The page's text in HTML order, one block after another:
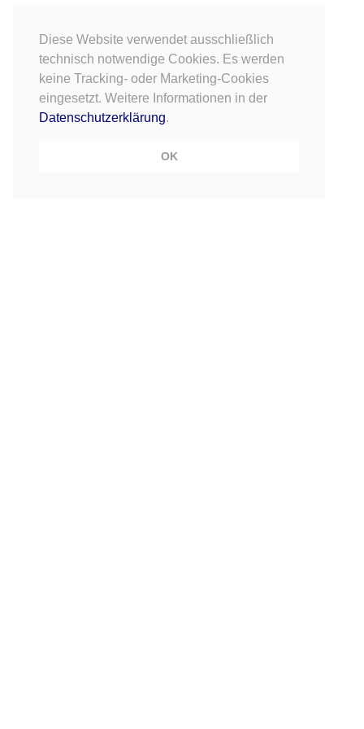
Diese Website verwendet ausschließlich
technisch notwendige Cookies. Es werden
keine Tracking- oder Marketing-Cookies
eingesetzt. Weitere Informationen in der
Datenschutzerklärung.
OK